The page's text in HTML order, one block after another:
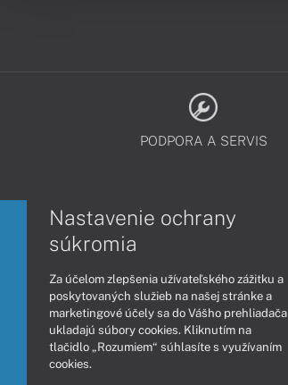
PODPORA A SERVIS
Nastavenie ochrany
súkromia
Za účelom zlepšenia užívateľského zážitku a
poskytovaných služieb na našej stránke a
marketingové účely sa do Vášho prehliadača
ukladajú súbory cookies. Kliknutím na
tlačidlo „Rozumiem“ súhlasíte s využívaním
cookies.